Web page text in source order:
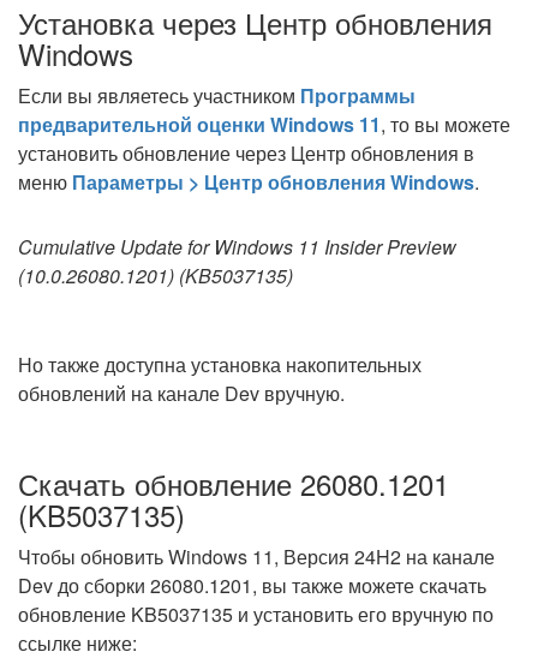
Установка через Центр обновления
Windows
Если вы являетесь участником Программы
предварительной оценки Windows 11, то вы можете
установить обновление через Центр обновления в
меню Параметры > Центр обновления Windows.
Cumulative Update for Windows 11 Insider Preview
(10.0.26080.1201) (KB5037135)
Но также доступна установка накопительных
обновлений на канале Dev вручную.
Скачать обновление 26080.1201
(KB5037135)
Чтобы обновить Windows 11, Версия 24H2 на канале
Dev до сборки 26080.1201, вы также можете скачать
обновление KB5037135 и установить его вручную по
ссылке ниже: